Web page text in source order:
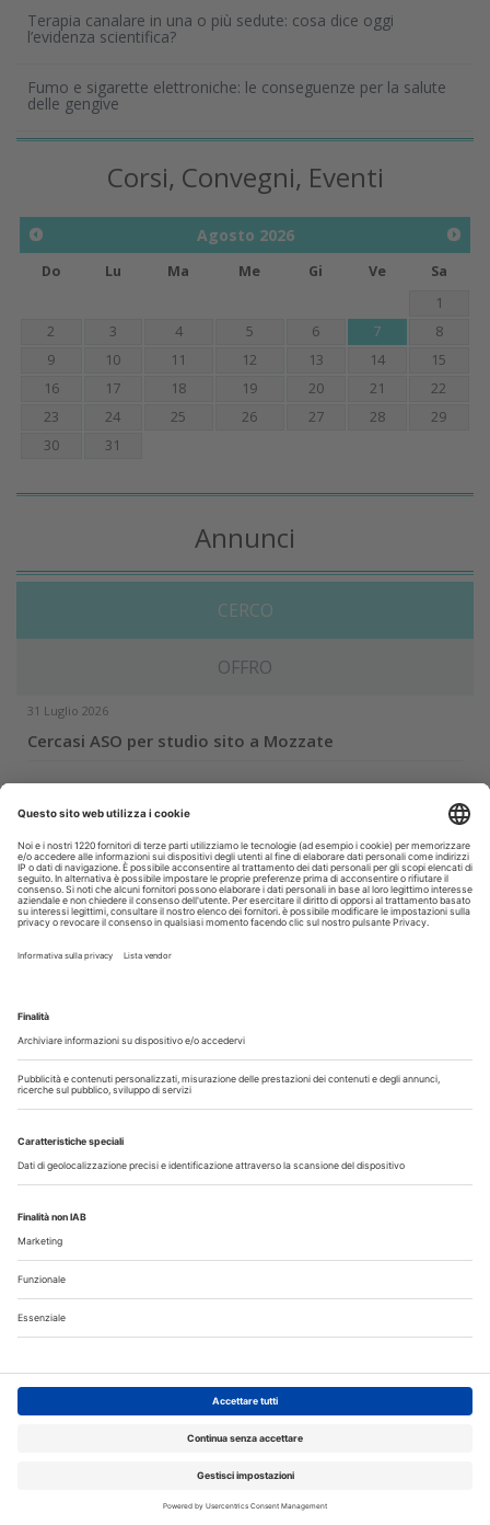
Terapia canalare in una o più sedute: cosa dice oggi
l’evidenza scientifica?
Fumo e sigarette elettroniche: le conseguenze per la salute
delle gengive
Corsi, Convegni, Eventi
Agosto 2026
Do Lu Ma Me Gi Ve
Sa
1
2
3 4 5 6 7
8
9
10 11 12 13 14
15
16
17 18 19 20 21
22
23
24 25 26 27 28
29
30
31
Annunci
CERCO
OFFRO
31 Luglio 2026
Cercasi ASO per studio sito a Mozzate
Cercasi assistente alla poltrona in Cusago
30 Luglio 2026
Pistoia - studio cerca segretaria
Il flusso di lavoro dell’odontoiatra chairside
Odontoiatria33
Copyright © 2026 - All Rights Reserved
Autori
Contattaci
Note legali
Cerca nel sito